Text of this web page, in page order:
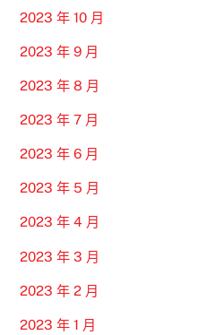
2023 年 10 月
2023 年 9 月
2023 年 8 月
2023 年 7 月
2023 年 6 月
2023 年 5 月
2023 年 4 月
2023 年 3 月
2023 年 2 月
2023 年 1 月